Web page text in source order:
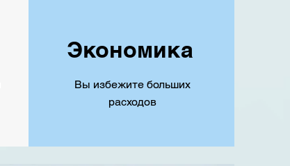
Экономика
Вы избежите больших
расходов